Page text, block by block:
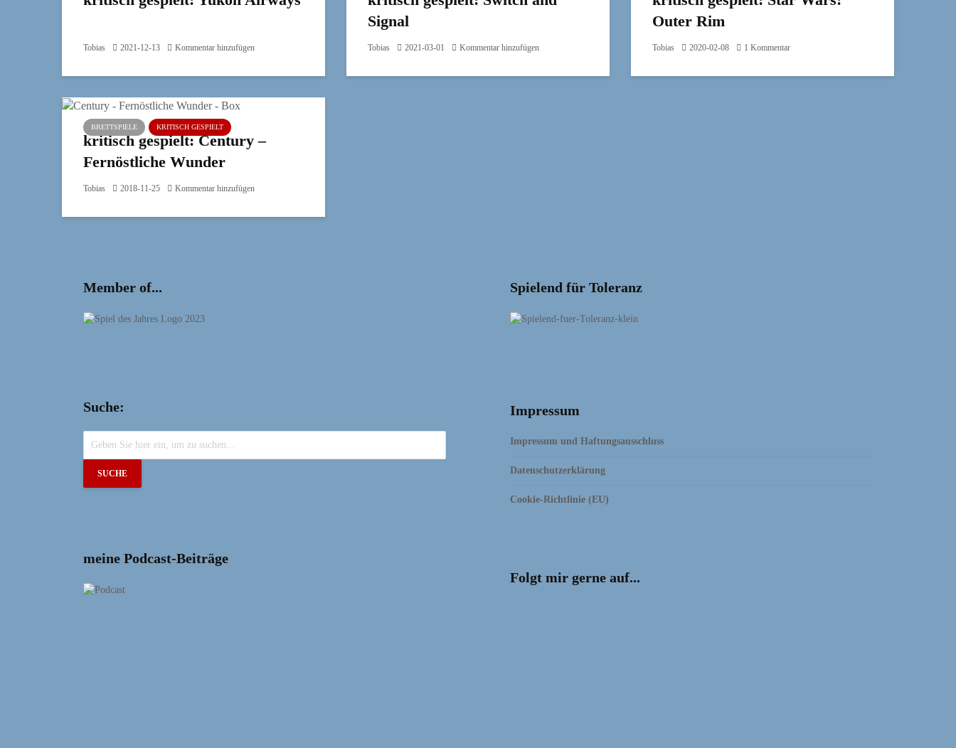
Tobias 2021-12-13 Kommentar hinzufügen
Signal
Tobias 2021-03-01 Kommentar hinzufügen
Outer Rim
Tobias 2020-02-08 1 Kommentar
BRETTSPIELE KRITISCH GESPIELT
kritisch gespielt: Century –
Fernöstliche Wunder
Tobias 2018-11-25 Kommentar hinzufügen
Member of... Spielend für Toleranz
Suche:
SUCHE
meine Podcast-Beiträge
Impressum
Impressum und Haftungsausschluss
Datenschutzerklärung
Cookie-Richtlinie (EU)
Folgt mir gerne auf...